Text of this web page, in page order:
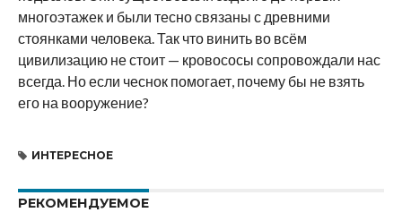
многоэтажек и были тесно связаны с древними
стоянками человека. Так что винить во всём
цивилизацию не стоит — кровососы сопровождали нас
всегда. Но если чеснок помогает, почему бы не взять
его на вооружение?
ИНТЕРЕСНОЕ
РЕКОМЕНДУЕМОЕ